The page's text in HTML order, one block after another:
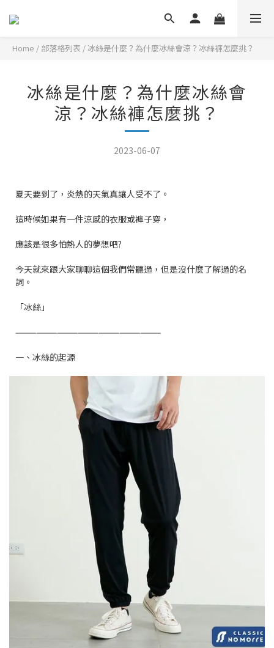
Home / 部落格列表 /冰絲是什麼？為什麼冰絲會涼？冰絲褲怎麼挑？
冰絲是什麼？為什麼冰絲會
涼？冰絲褲怎麼挑？
2023-06-07
夏天要到了，炎熱的天氣真讓人受不了。
這時候如果有一件涼感的衣服或褲子穿，
應該是很多怕熱人的夢想吧?
今天就來跟大家聊聊這個我們常聽過，但是沒什麼了解過的名
詞。
「冰絲」
—————————————————————
一、冰絲的起源